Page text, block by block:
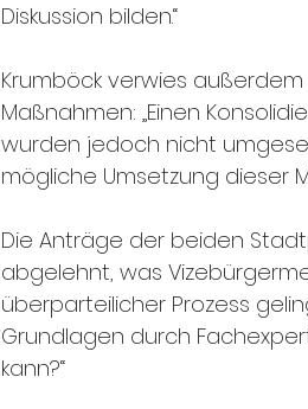
Diskussion bilden.“
Krumböck verwies
Maßnahmen: „Einen
wurden jedoch nicht
mögliche Umsetzung dieser
Die Anträge der beiden
abgelehnt, was
überparteilicher Prozess
Grundlagen durch
kann?“